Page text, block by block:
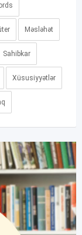
Məsləhət
Sahibkar
Xüsusiyyətlər